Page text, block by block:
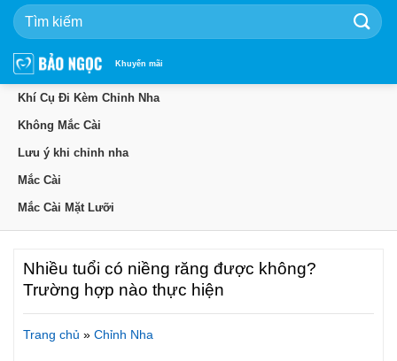
qua
dung
Khuyến mãi
Khí Cụ Đi Kèm Chỉnh Nha
Không Mắc Cài
Lưu ý khi chỉnh nha
Mắc Cài
Mắc Cài Mặt Lưỡi
Nhiều tuổi có niềng răng được không?
Trường hợp nào thực hiện
Trang chủ » Chỉnh Nha